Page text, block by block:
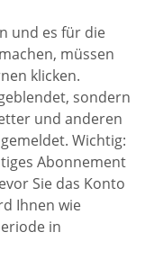
und es für die
müssen
klicken.
sondern
und anderen
Wichtig:
Abonnement
Sie das Konto
Ihnen wie
in